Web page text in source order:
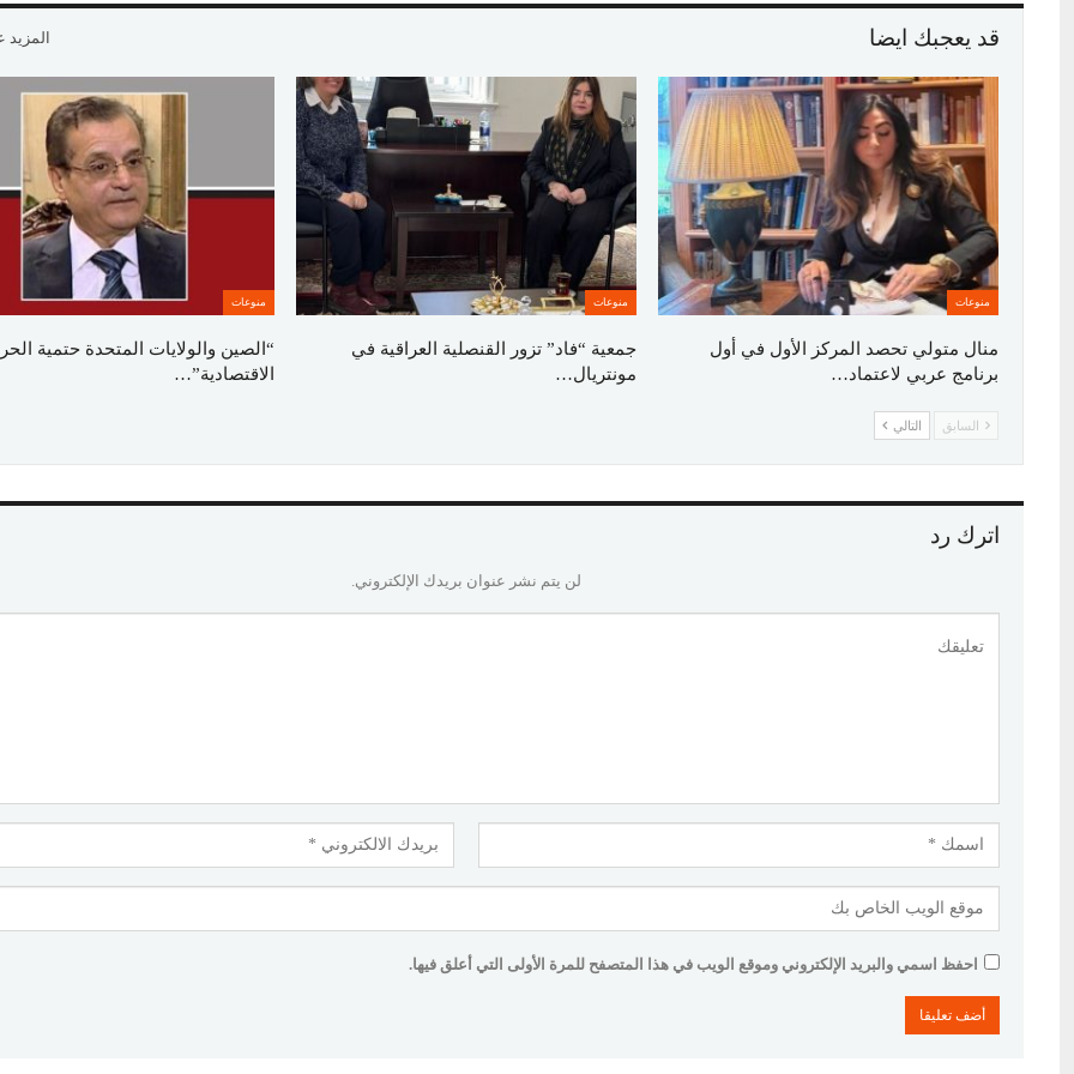
قد يعجبك ايضا
منوعات
منال متولي تحصد المركز الأول في أول
برنامج عربي لاعتماد…
منوعات
جمعية “فاد” تزور القنصلية العراقية في
مونتريال…
منوعات
“الصين والولايات المتحدة حتمية
الاقتصادية”…
السابق التالي
اترك رد
لن يتم نشر عنوان بريدك الإلكتروني.
احفظ اسمي والبريد الإلكتروني وموقع الويب في هذا المتصفح للمرة الأولى التي أعلق فيها.